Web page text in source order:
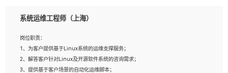
2、熟练使用After Effect、Photo Shop、熟练掌握视频剪辑和特效包装软件；
4、在剪辑上会思考，有一定编导思维；
5、踏实， 勤奋，愿意在工作中不断学习，提高自我；
6、能与同事友好相处。
系统运维工程师（上海）
岗位职责：
1、为客户提供基于Linux系统的运维支撑服务；
2、解答客户针对Linux及开源软件系统的咨询需求；
3、提供基于客户场景的自动化运维脚本；